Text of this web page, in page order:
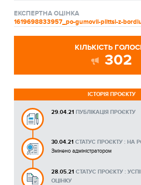
ЕКСПЕРТНА ОЦІНКА
1619698833957_po-gumovii-plittsi-z-
КІЛЬКІСТЬ
302
ІСТОРІЯ ПРОЄКТУ
29.04.21 ПУБЛІКАЦІЯ ПРОЄКТУ
30.04.21 СТАТУС ПРОЄКТУ : НА
Змінено адміністратором
28.05.21 СТАТУС ПРОЄКТУ :
ОЦІНКУ